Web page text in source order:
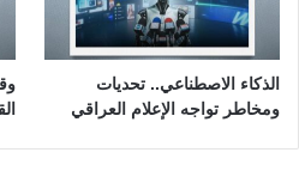
الذكاء الاصطناعي.. تحديات
ومخاطر تواجه الإعلام العراقي